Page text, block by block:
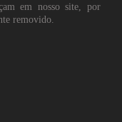
em nosso site, por
removido.